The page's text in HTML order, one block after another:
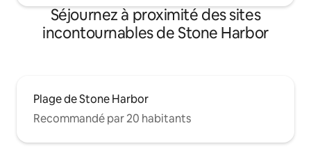
Séjournez à proximité des sites
incontournables de Stone Harbor
Plage de Stone Harbor
Recommandé par 20 habitants